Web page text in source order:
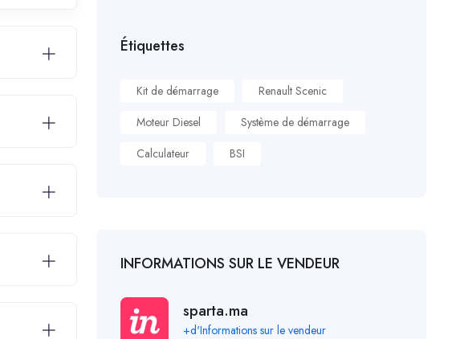
Étiquettes
Kit de démarrage
Renault Scenic
Moteur Diesel
Système de démarrage
Calculateur
BSI
INFORMATIONS SUR LE VENDEUR
sparta.ma
+d'Informations sur le vendeur